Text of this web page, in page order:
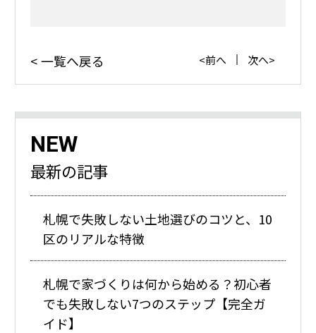
一覧へ戻る 前へ 次へ
NEW
最新の記事
札幌で失敗しない土地選びのコツと、10
区のリアルな特徴
札幌で家づくりは何から始める？初心者
でも失敗しない7つのステップ【完全ガ
イド】